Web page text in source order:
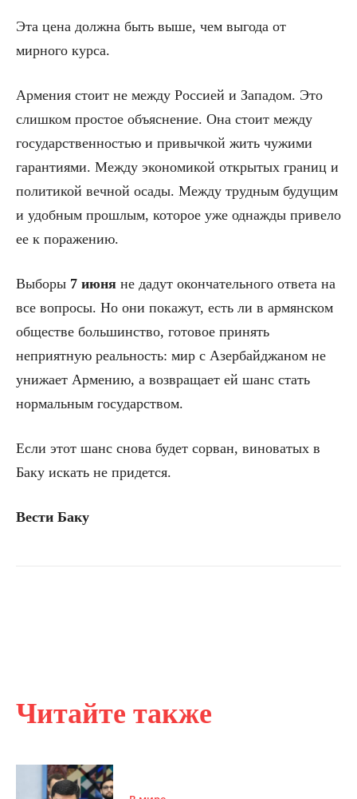
Читайте также
Эта цена должна быть выше, чем выгода от
мирного курса.
Армения стоит не между Россией и Западом. Это
слишком простое объяснение. Она стоит между
государственностью и привычкой жить чужими
гарантиями. Между экономикой открытых границ и
политикой вечной осады. Между трудным будущим
и удобным прошлым, которое уже однажды привело
ее к поражению.
Выборы 7 июня не дадут окончательного ответа на
все вопросы. Но они покажут, есть ли в армянском
обществе большинство, готовое принять
неприятную реальность: мир с Азербайджаном не
унижает Армению, а возвращает ей шанс стать
нормальным государством.
Если этот шанс снова будет сорван, виноватых в
Баку искать не придется.
Вести Баку